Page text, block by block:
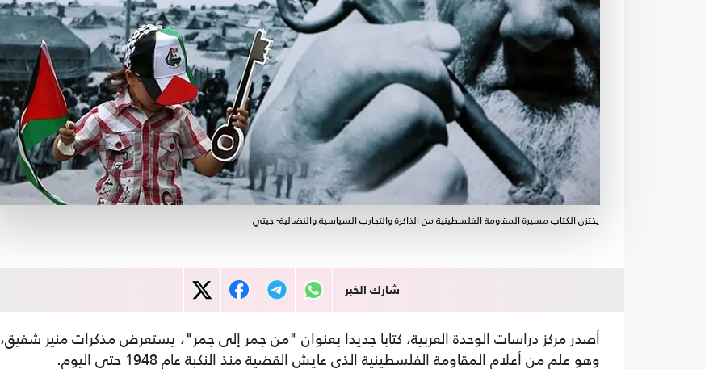
يختزن الكتاب مسيرة المقاومة الفلسطينية من الذاكرة والتجارب السياسية والنضالية- جيتي
شارك الخبر
أصدر مركز دراسات الوحدة العربية، كتابا جديدا بعنوان "من جمر إلى جمر"، يستعرض مذكرات منير شفيق،
وهو علم من أعلام المقاومة الفلسطينية الذي عايش القضية منذ النكبة عام 1948 حتى اليوم.